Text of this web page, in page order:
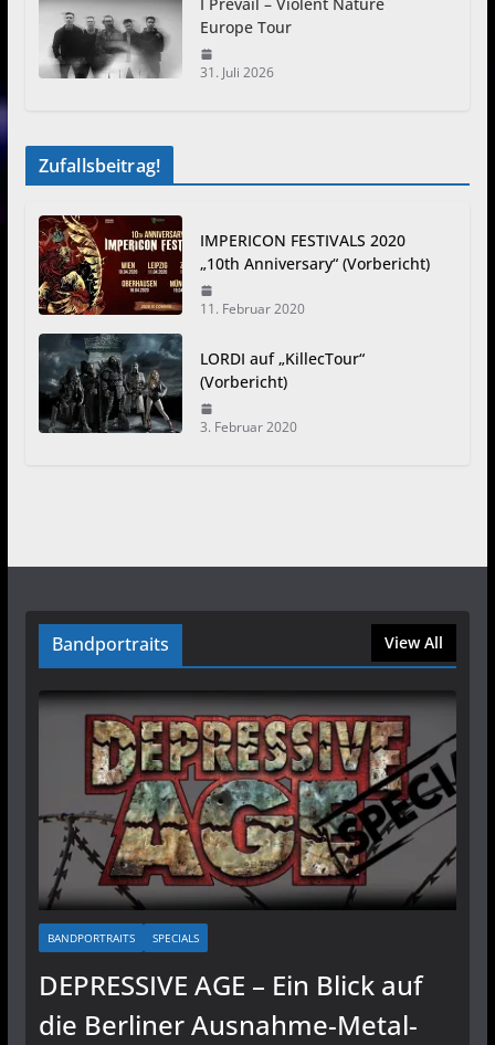
Europe Tour
31. Juli 2026
Zufallsbeitrag!
IMPERICON FESTIVALS 2020
„10th Anniversary“ (Vorbericht)
11. Februar 2020
LORDI auf „KillecTour“
(Vorbericht)
3. Februar 2020
Bandportraits View All
BANDPORTRAITS SPECIALS
DEPRESSIVE AGE – Ein Blick auf
die Berliner Ausnahme-Metal-